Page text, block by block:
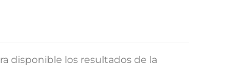
disponible los resultados de la